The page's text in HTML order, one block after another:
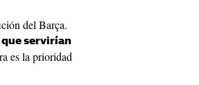
del Barça.
servirían
es la prioridad